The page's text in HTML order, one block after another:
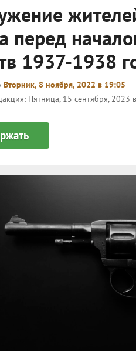
перед
1937-1938
Вторник, 8 ноября, 2022 в 19:05
Пятница, 15 сентября, 2023